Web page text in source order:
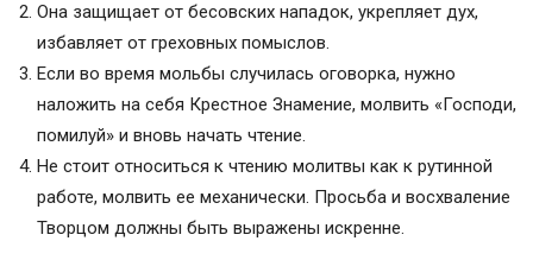
Она защищает от бесовских нападок, укрепляет дух,
избавляет от греховных помыслов.
Если во время мольбы случилась оговорка, нужно
наложить на себя Крестное Знамение, молвить «Господи,
помилуй» и вновь начать чтение.
Не стоит относиться к чтению молитвы как к рутинной
работе, молвить ее механически. Просьба и восхваление
Творцом должны быть выражены искренне.